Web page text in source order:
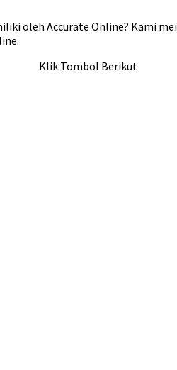
oleh Accurate Online? Kami
Klik Tombol Berikut